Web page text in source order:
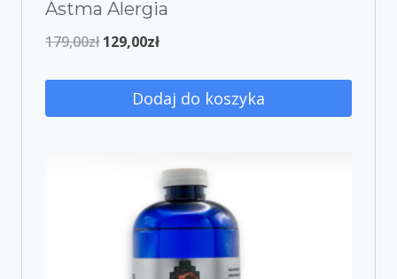
Astma Alergia
179,00zł 129,00zł
Dodaj do koszyka